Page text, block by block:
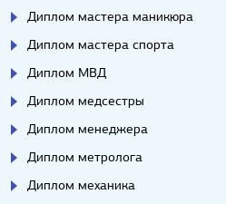
Диплом мастера маникюра
Диплом мастера спорта
Диплом МВД
Диплом медсестры
Диплом менеджера
Диплом метролога
Диплом механика